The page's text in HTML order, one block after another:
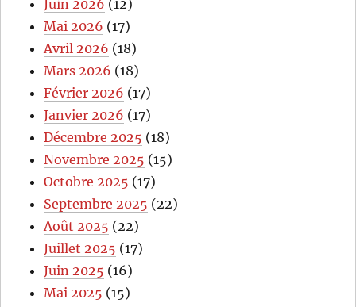
Juin 2026 (12)
Mai 2026 (17)
Avril 2026 (18)
Mars 2026 (18)
Février 2026 (17)
Janvier 2026 (17)
Décembre 2025 (18)
Novembre 2025 (15)
Octobre 2025 (17)
Septembre 2025 (22)
Août 2025 (22)
Juillet 2025 (17)
Juin 2025 (16)
Mai 2025 (15)